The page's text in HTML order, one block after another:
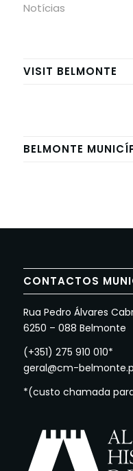
Notícias
VISIT BELMONTE
BELMONTE
CONTACTOS
Rua Pedro Álvares
6250 – 088 Belmonte
(+351) 275 910 010*
geral@cm-
*(custo chamada